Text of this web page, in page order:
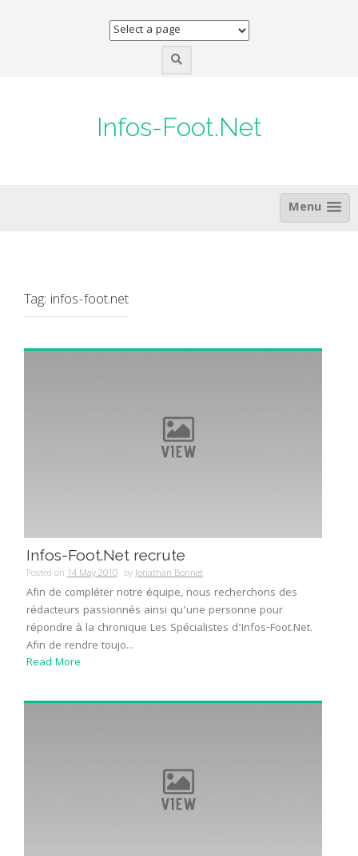
Infos-Foot.Net
Menu
Tag: infos-foot.net
Infos-Foot.Net recrute
Posted on 14 May 2010 byJonathan Bonnet
Afin de compléter notre équipe, nous recherchons des
rédacteurs passionnés ainsi qu’une personne pour
répondre à la chronique Les Spécialistes d’Infos-Foot.Net.
Afin de rendre toujo...
Read More